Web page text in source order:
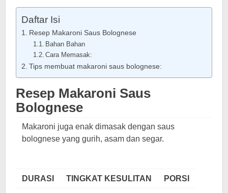
Daftar Isi
Resep Makaroni Saus Bolognese
Bahan Bahan
Cara Memasak:
Tips membuat makaroni saus bolognese:
Resep Makaroni Saus
Bolognese
Makaroni juga enak dimasak dengan saus
bolognese yang gurih, asam dan segar.
DURASI TINGKAT KESULITAN PORSI